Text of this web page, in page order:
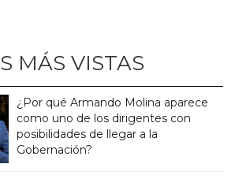
MÁS VISTAS
¿Por qué Armando Molina aparece
como uno de los dirigentes con
posibilidades de llegar a la
Gobernación?